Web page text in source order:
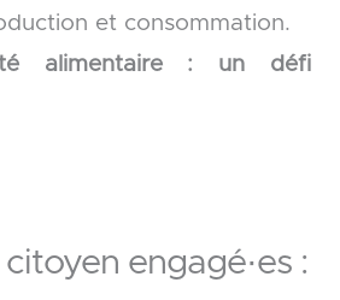
et consommation.
alimentaire : un défi
engagé·es :